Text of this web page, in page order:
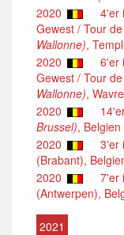
2020
4'er
Gewest / Tour
Wallonne),
2020
6'er
Gewest / Tour
Wallonne),
2020
Brussel), Belgien
2020
3'er
(Brabant),
2020
7'er
(Antwerpen),
2021